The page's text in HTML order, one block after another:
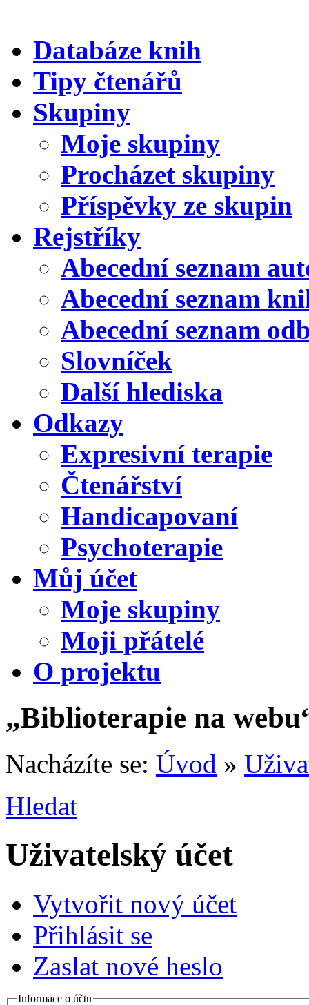
Databáze knih
Tipy čtenářů
Skupiny
Moje skupiny
Procházet skupiny
Příspěvky ze skupin
Rejstříky
Abecední seznam
Abecední seznam
Abecední seznam
Slovníček
Další hlediska
Odkazy
Expresivní terapie
Čtenářství
Handicapovaní
Psychoterapie
Můj účet
Moje skupiny
Moji přátelé
O projektu
„Biblioterapie na
Nacházíte se: Úvod »
Hledat
Uživatelský účet
Vytvořit nový účet
Přihlásit se
Zaslat nové heslo
Informace o účtu